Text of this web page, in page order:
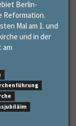
Berlin-
Reformation.
Mal am 1. und
und in der
am